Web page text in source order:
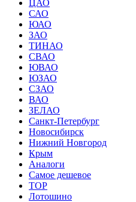
ЦАО
САО
ЮАО
ЗАО
ТИНАО
СВАО
ЮВАО
ЮЗАО
СЗАО
ВАО
ЗЕЛАО
Санкт-Петербург
Новосибирск
Нижний Новгород
Крым
Аналоги
Самое дешевое
TOP
Лотошино